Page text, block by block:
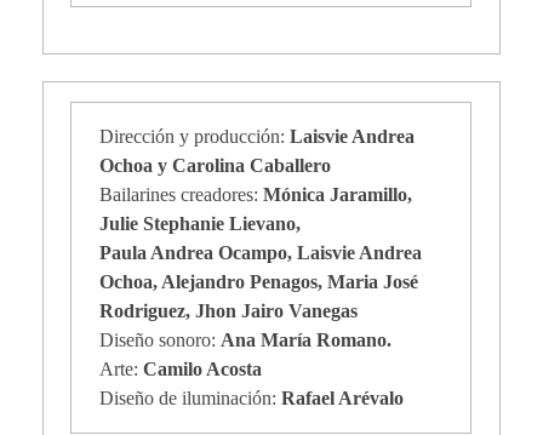
Dirección y producción: Laisvie Andrea
Ochoa y Carolina Caballero
Bailarines creadores: Mónica Jaramillo,
Julie Stephanie Lievano,
Paula Andrea Ocampo, Laisvie Andrea
Ochoa, Alejandro Penagos, Maria José
Rodriguez, Jhon Jairo Vanegas
Diseño sonoro: Ana María Romano.
Arte: Camilo Acosta
Diseño de iluminación: Rafael Arévalo